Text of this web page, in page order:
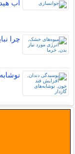
آب
چرا